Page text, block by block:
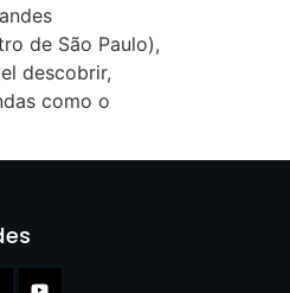
de São Paulo),
descobrir,
como o